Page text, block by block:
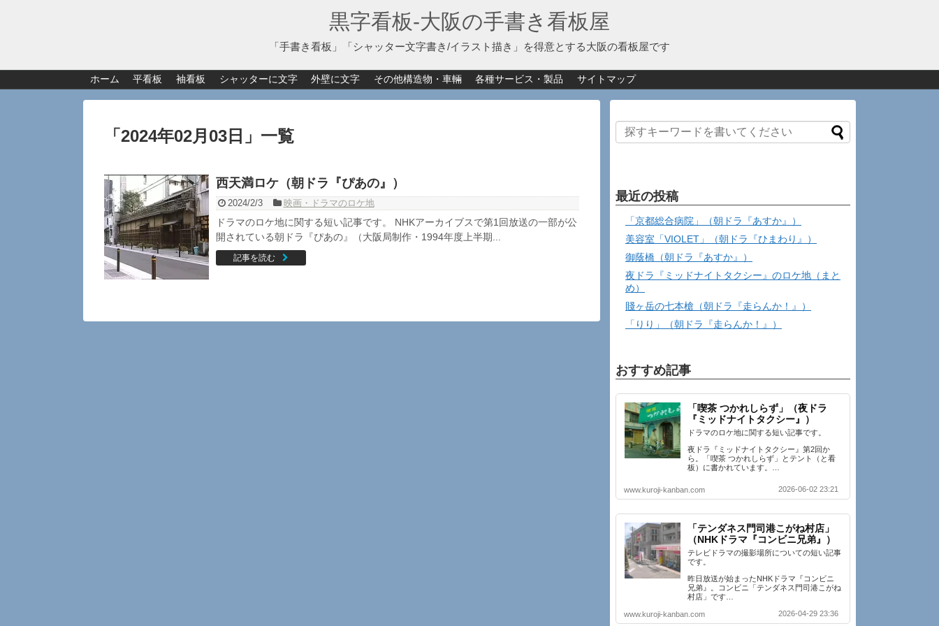
黒字看板‐大阪の手書き看板屋
「手書き看板」「シャッター文字書き/イラスト描き」を得意とする大阪の看板屋です
ホーム 平看板 袖看板 シャッターに文字 外壁に文字 その他構造物・車輛 各種サービス・製品 サイトマップ
「 2024年02月03日 」 一覧
西天満ロケ（朝ドラ『ぴあの』）
2024/2/3 映画・ドラマのロケ地
ドラマのロケ地に関する短い記事です。 NHKアーカイブスで第1回放送の一部が公
開されている朝ドラ『ぴあの』（大阪局制作・1994年度上半期...
記事を読む
最近の投稿
「京都総合病院」（朝ドラ『あすか』）
美容室「VIOLET」（朝ドラ『ひまわり』）
御蔭橋（朝ドラ『あすか』）
夜ドラ『ミッドナイトタクシー』のロケ地（まと
め）
賤ヶ岳の七本槍（朝ドラ『走らんか！』）
「りり」（朝ドラ『走らんか！』）
おすすめ記事
「喫茶 つかれしらず」（夜ドラ
『ミッドナイトタクシー』）
ドラマのロケ地に関する短い記事です。
夜ドラ『ミッドナイトタクシー』第2回か
ら。「喫茶 つかれしらず」とテント（と看
板）に書かれています。…
www.kuroji-kanban.com 2026-06-02 23:21
「テンダネス門司港こがね村店」
（NHKドラマ『コンビニ兄弟』）
テレビドラマの撮影場所についての短い記事
です。
昨日放送が始まったNHKドラマ『コンビニ
兄弟』。コンビニ「テンダネス門司港こがね
村店」です…
www.kuroji-kanban.com 2026-04-29 23:36